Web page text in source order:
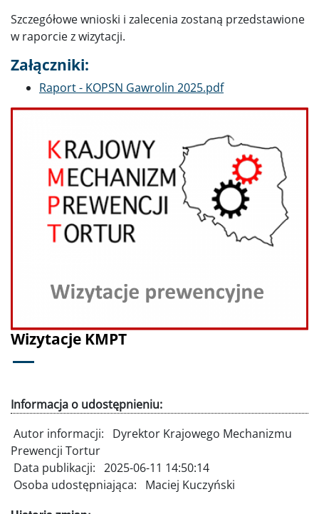
Szczegółowe wnioski i zalecenia zostaną przedstawione
w raporcie z wizytacji.
Załączniki:
Dokument
Raport - KOPSN Gawrolin 2025.pdf
Wizytacje KMPT
Informacja o udostępnieniu:
Autor informacji:
Dyrektor Krajowego Mechanizmu
Prewencji Tortur
Data publikacji: 2025-06-11 14:50:14
Osoba udostępniająca:
Maciej Kuczyński